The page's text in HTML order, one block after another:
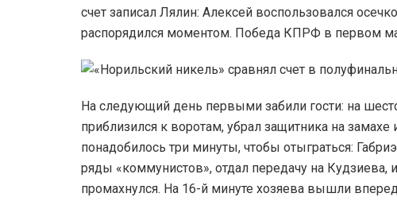
счет записал Лялин: Алексей воспользовался
распорядился моментом. Победа КПРФ в первом
На следующий день первыми забили гости: на
приблизился к воротам, убрал защитника на
понадобилось три минуты, чтобы отыграться:
ряды «коммунистов», отдал передачу на
промахнулся. На 16-й минуте хозяева вышли